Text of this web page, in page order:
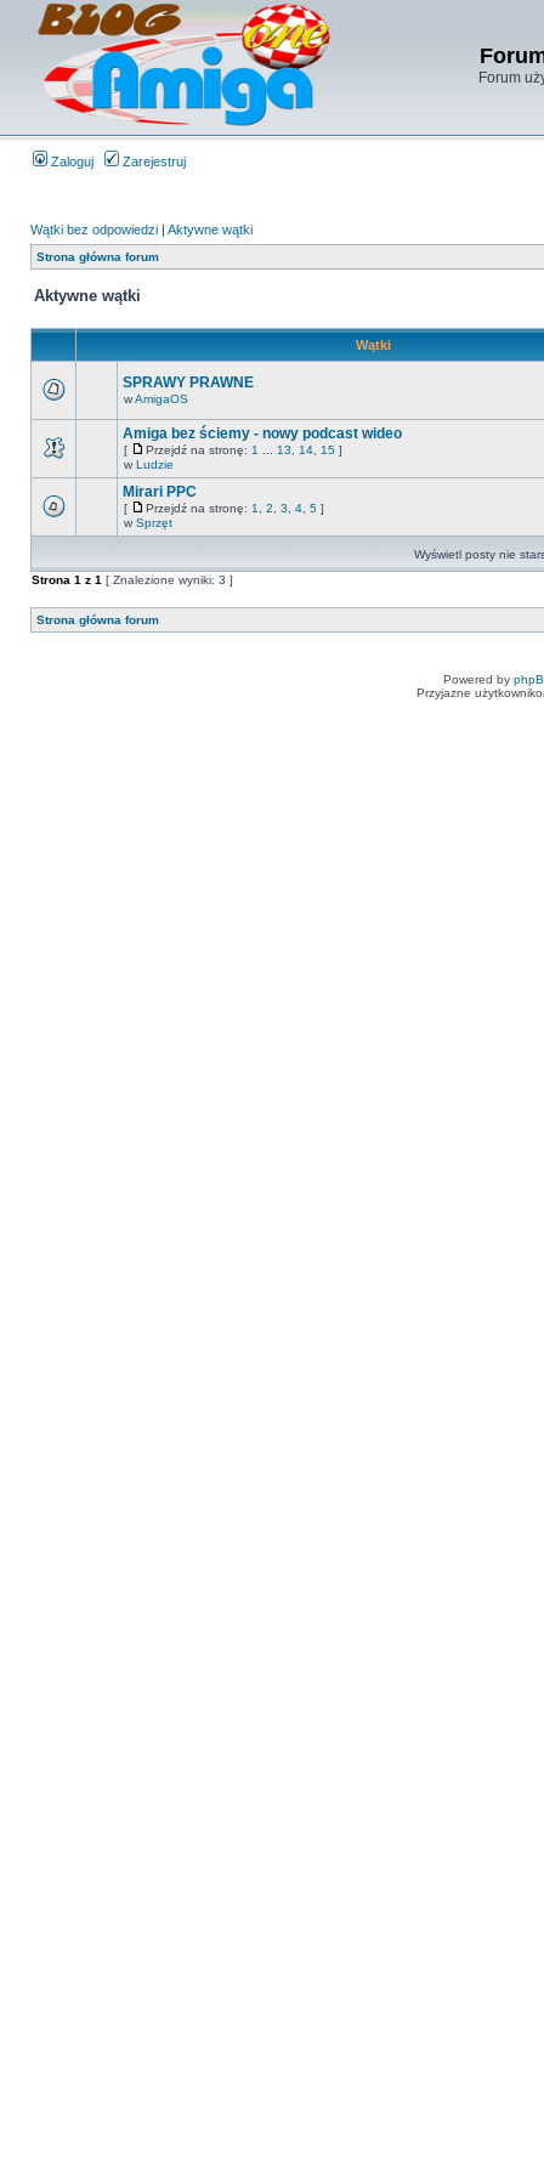
Forum
Zaloguj Zarejestruj
Wątki bez odpowiedzi | Aktywne wątki
Strona główna forum
Aktywne wątki
Wątki
SPRAWY PRAWNE
wAmigaOS
Amiga bez ściemy - nowy podcast wideo
[ Przejdź na stronę: 1 13 14 15 ]
w Ludzie
Mirari PPC
[ Przejdź na stronę: 1 2 3 4 5 ]
w Sprzęt
Wyświetl posty nie
Strona 1 z 1 [ Znalezione wyniki: 3 ]
Strona główna forum
Powered by
Przyjazne